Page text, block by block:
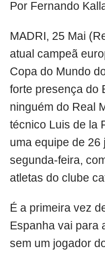
Por Fernando
MADRI, 25 Mai
atual campeã
Copa do Mundo
forte presença do
ninguém do Real
técnico Luis de la
uma equipe de 26
segunda-feira,
atletas do clube
É a primeira vez
Espanha vai para
sem um jogador